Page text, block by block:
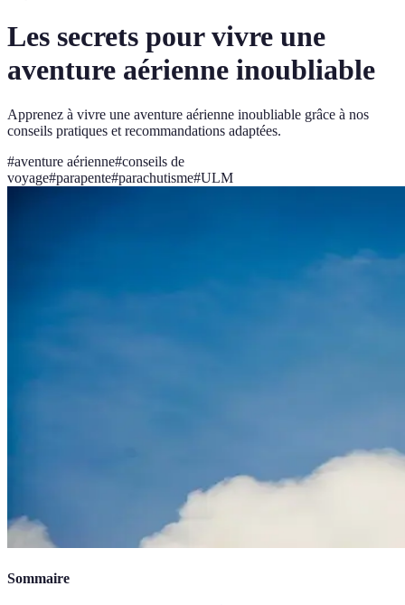
Les secrets pour vivre une
aventure aérienne inoubliable
Apprenez à vivre une aventure aérienne inoubliable grâce à nos
conseils pratiques et recommandations adaptées.
#aventure aérienne#conseils de
voyage#parapente#parachutisme#ULM
Sommaire